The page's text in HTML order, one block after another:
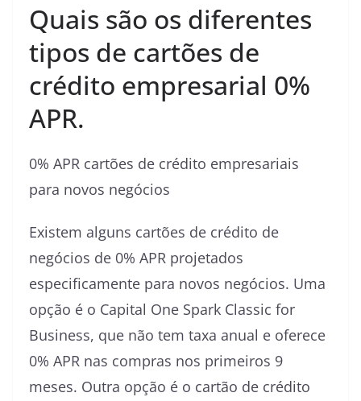
Quais são os diferentes
tipos de cartões de
crédito empresarial 0%
APR.
0% APR cartões de crédito empresariais
para novos negócios
Existem alguns cartões de crédito de
negócios de 0% APR projetados
especificamente para novos negócios. Uma
opção é o Capital One Spark Classic for
Business, que não tem taxa anual e oferece
0% APR nas compras nos primeiros 9
meses. Outra opção é o cartão de crédito